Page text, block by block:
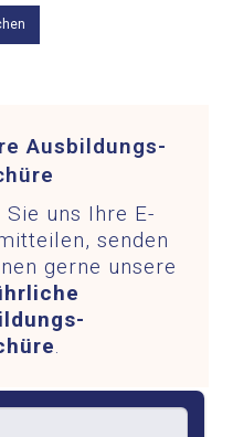
Ausbildungs-
Sie uns Ihre E-
senden
gerne unsere
.